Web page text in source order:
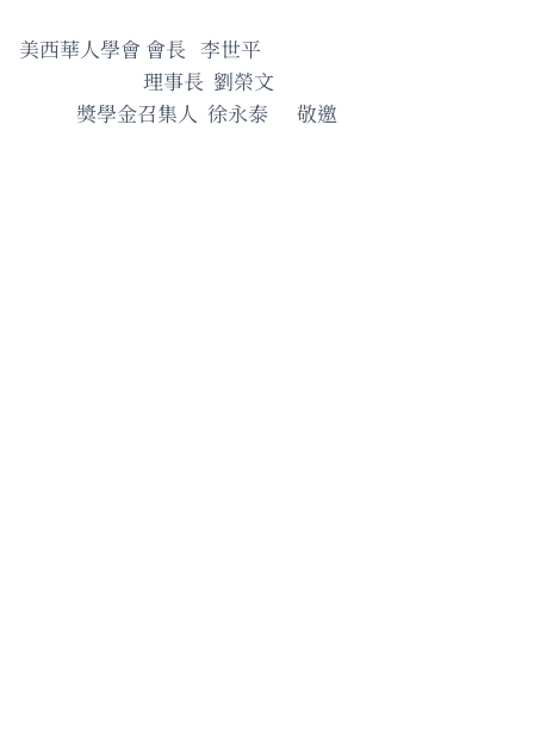
美西華人學會 會長 李世平
理事長 劉榮文
獎學金召集人 徐永泰 敬邀